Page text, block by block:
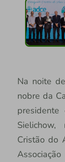
Na noite
nobre da
presidente
Cristão do